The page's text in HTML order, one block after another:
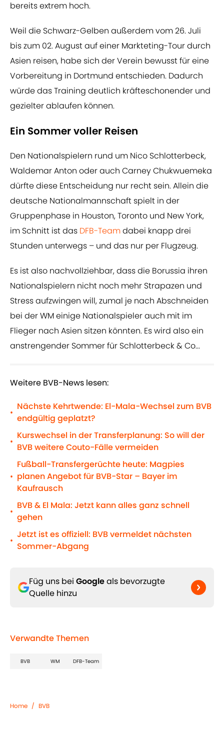
bereits extrem hoch.
Weil die Schwarz-Gelben außerdem vom 26. Juli
bis zum 02. August auf einer Markteting-Tour durch
Asien reisen, habe sich der Verein bewusst für eine
Vorbereitung in Dortmund entschieden. Dadurch
würde das Training deutlich kräfteschonender und
gezielter ablaufen können.
Ein Sommer voller Reisen
Den Nationalspielern rund um Nico Schlotterbeck,
Waldemar Anton oder auch Carney Chukwuemeka
dürfte diese Entscheidung nur recht sein. Allein die
deutsche Nationalmannschaft spielt in der
Gruppenphase in Houston, Toronto und New York,
im Schnitt ist das DFB-Teamdabei knapp drei
Stunden unterwegs – und das nur per Flugzeug.
Es ist also nachvollziehbar, dass die Borussia ihren
Nationalspielern nicht noch mehr Strapazen und
Stress aufzwingen will, zumal je nach Abschneiden
bei der WM einige Nationalspieler auch mit im
Flieger nach Asien sitzen könnten. Es wird also ein
anstrengender Sommer für Schlotterbeck & Co...
Weitere BVB-News lesen:
•
Nächste Kehrtwende: El-Mala-Wechsel zum BVB
endgültig geplatzt?
•
Kurswechsel in der Transferplanung: So will der
BVB weitere Couto-Fälle vermeiden
•
Fußball-Transfergerüchte heute: Magpies
planen Angebot für BVB-Star – Bayer im
Kaufrausch
•
BVB & El Mala: Jetzt kann alles ganz schnell
gehen
•
Jetzt ist es offiziell: BVB vermeldet nächsten
Sommer-Abgang
Füg uns bei Googleals bevorzugte
Quelle hinzu
Verwandte Themen
BVB WM DFB-Team
Home / BVB